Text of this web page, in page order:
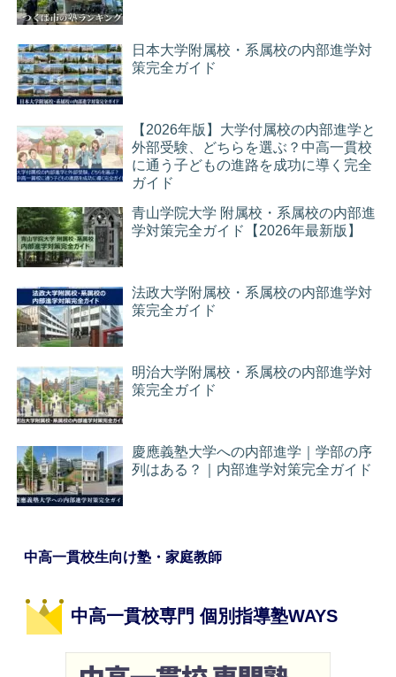
日本大学附属校・系属校の内部進学対
策完全ガイド
【2026年版】大学付属校の内部進学と
外部受験、どちらを選ぶ？中高一貫校
に通う子どもの進路を成功に導く完全
ガイド
青山学院大学 附属校・系属校の内部進
学対策完全ガイド【2026年最新版】
法政大学附属校・系属校の内部進学対
策完全ガイド
明治大学附属校・系属校の内部進学対
策完全ガイド
慶應義塾大学への内部進学｜学部の序
列はある？｜内部進学対策完全ガイド
中高一貫校生向け塾・家庭教師
中高一貫校専門 個別指導塾WAYS